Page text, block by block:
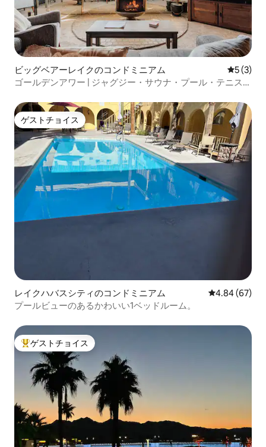
ビッグベアーレイクのコンドミニアム レビュー
5 (3)
ゴールデンアワー | ジャグジー・サウナ・プール・テニス・
ゲストチョイス
ゲストチョイス
レイクハバスシティのコンドミニアム レビュー67
4.84 (67)
プールビューのあるかわいい1ベッドルーム。
大好評のゲストチョイスです。
ゲストチョイス